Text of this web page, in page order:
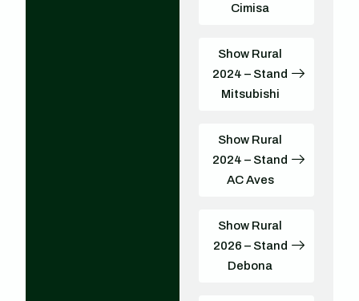
Cimisa
Show Rural
2024 – Stand
Mitsubishi
Show Rural
2024 – Stand
AC Aves
Show Rural
2026 – Stand
Debona